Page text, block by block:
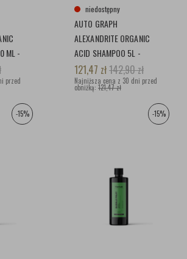
ML -
przed
niedostępny
AUTO GRAPH
ALEXANDRITE ORGANIC
ACID SHAMPOO 5L -
WYSOKO
SKONCETROWANY KWAŚNY
121,47 zł142,90zł
Najniższa cena z 30 dni przed
obniżką: 121,47 zł
-15% -15%